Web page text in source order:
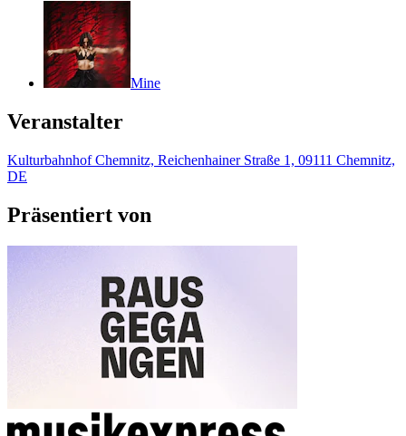
Mine
Veranstalter
Kulturbahnhof Chemnitz, Reichenhainer Straße 1, 09111 Chemnitz,
DE
Präsentiert von